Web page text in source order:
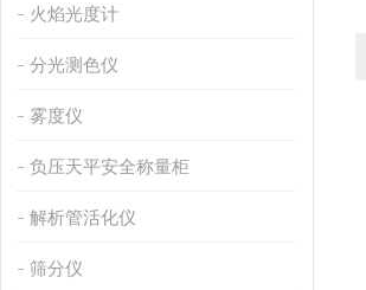
火焰光度计
分光测色仪
雾度仪
负压天平安全称量柜
解析管活化仪
筛分仪